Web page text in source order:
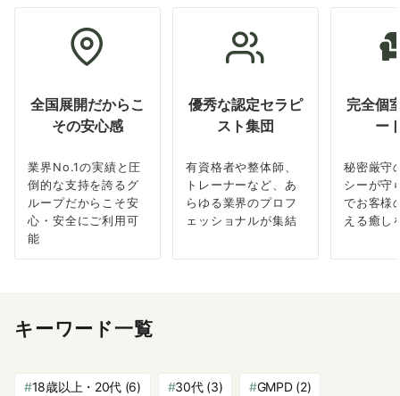
全国展開だからこ
その安心感
業界No.1の実績と圧
倒的な支持を誇るグ
ループだからこそ安
心・安全にご利用可
能
優秀な認定セラピ
スト集団
有資格者や整体師、
トレーナーなど、あ
らゆる業界のプロフ
ェッショナルが集結
完全個
ー
秘密厳守
シーが守
でお客様
える癒し
キーワード一覧
18歳以上・20代 (6) 30代(3) GMPD(2)